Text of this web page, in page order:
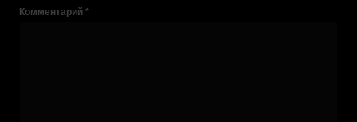
Комментарий *